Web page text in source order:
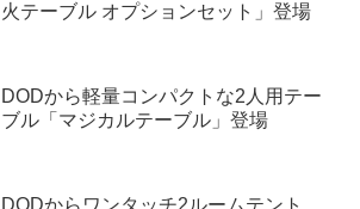
火テーブル オプションセット」登場
DODから軽量コンパクトな2人用テー
ブル「マジカルテーブル」登場